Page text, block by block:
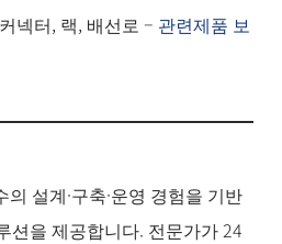
넥터, 랙, 배선로 – 관련제품 보
설계·구축·운영 경험을 기반
션을 제공합니다. 전문가가 24